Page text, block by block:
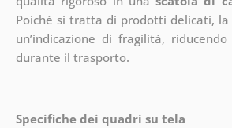
Poiché si tratta di prodotti delicati, la
un’indicazione di fragilità,
durante il trasporto.
Specifiche dei quadri su tela